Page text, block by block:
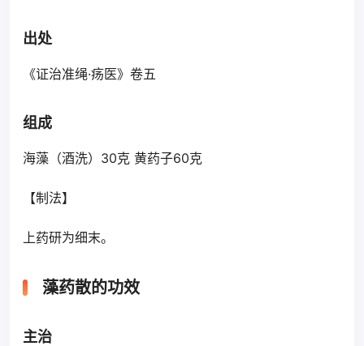
出处
《证治准绳·疡医》卷五
组成
海藻（酒洗）30克 黄药子60克
【制法】
上药研为细末。
藻药散的功效
主治